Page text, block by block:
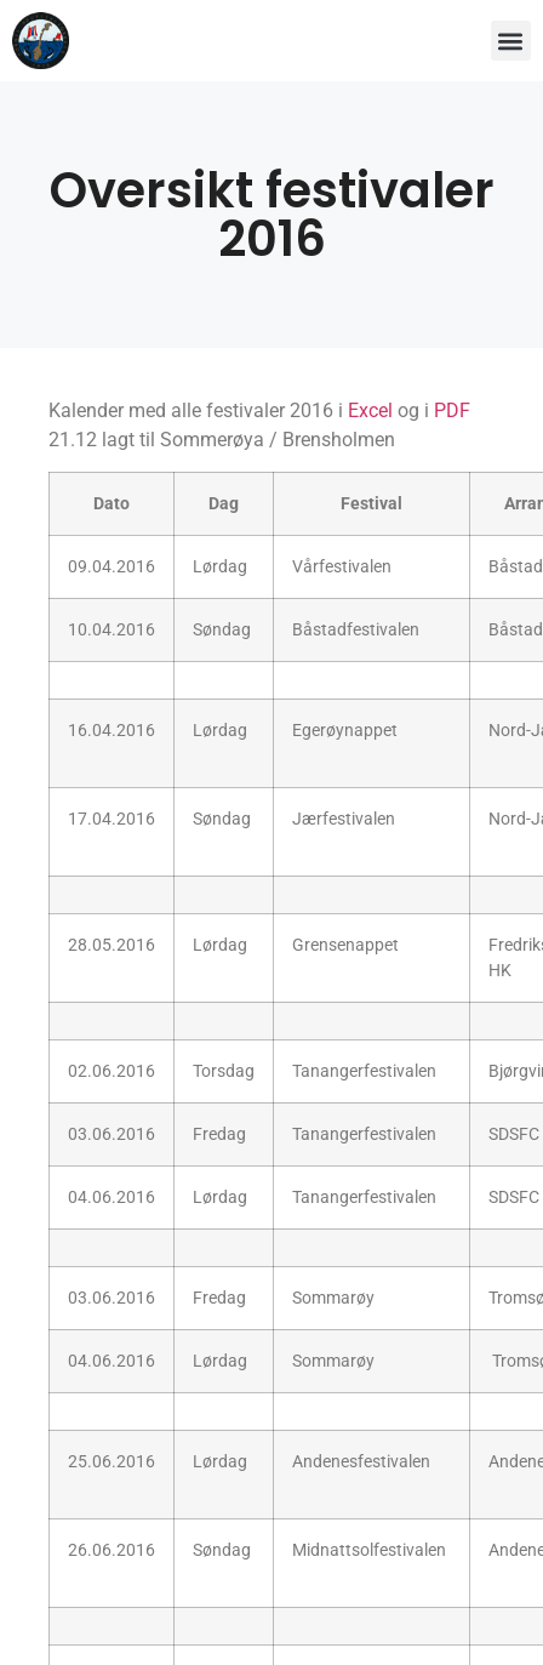
Oversikt festivaler
2016
Kalender med alle festivaler 2016 i Excel og i PDF
21.12 lagt til Sommerøya / Brensholmen
Dato Dag Festival
09.04.2016 Lørdag Vårfestivalen
10.04.2016 Søndag Båstadfestivalen
16.04.2016 Lørdag Egerøynappet Nord-
17.04.2016 Søndag Jærfestivalen Nord-
28.05.2016 Lørdag Grensenappet
HK
02.06.2016 Torsdag Tanangerfestivalen
03.06.2016 Fredag Tanangerfestivalen SDSFC
04.06.2016 Lørdag Tanangerfestivalen SDSFC
03.06.2016 Fredag Sommarøy
04.06.2016 Lørdag Sommarøy
25.06.2016 Lørdag Andenesfestivalen
26.06.2016 Søndag Midnattsolfestivalen